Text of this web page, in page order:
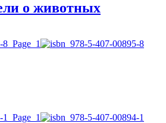
о животных